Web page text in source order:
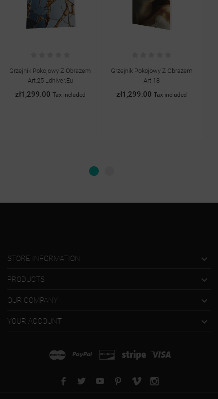
Grzejnik Pokojowy Z Obrazem
Art.25 Ldhiver.eu
zł1,299.00 Tax included
Grzejnik Pokojowy Z Obrazem
Art.18
zł1,299.00Tax included
STORE INFORMATION 
PRODUCTS 
OUR COMPANY 
YOUR ACCOUNT 